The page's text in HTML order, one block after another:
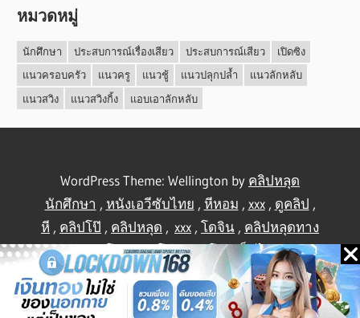
หมวดหมู่
นักศึกษา ประสบการณ์เรื่องเสียว ประสบการณ์เสียว
เปิดซิง
แนวครอบครัว
แนวครู แนวชู้ แนวปลุกปล้ำ
แนวลักหลับ
แนวสวิง
แนวสวิงกิ้ง แอบเอาลักหลับ
WordPress Theme: Wellington by คลิปหลุด
นักศึกษา , หนังเอวีซับไทย , หีหอม , xxx, ดูคลิป ,
หี , คลิปโป๊ , คลิปหลุด , xxx , โดจิน , คลิปหลุดทาง
บ้าน,คลิปโป้,คลิปโป๊,คลิปโป๊,เย็ดไทย,คลิป
หลุดไทย